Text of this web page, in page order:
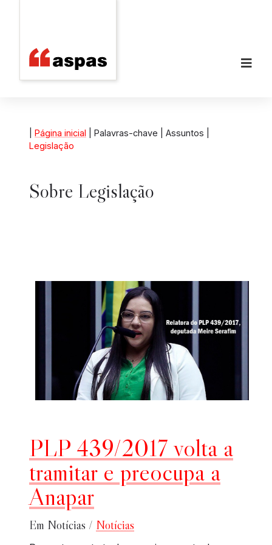
Página inicial | Palavras-chave | Assuntos |
Legislação
Sobre Legislação
PLP 439/2017 volta a
tramitar e preocupa a
Anapar
Em Notícias / Notícias